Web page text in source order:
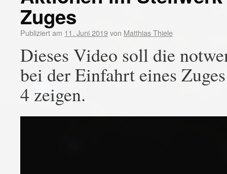
Zuges
Publiziert am 11. Juni 2019von Matthias Thiele
Dieses Video soll die
bei der Einfahrt eines
4 zeigen.